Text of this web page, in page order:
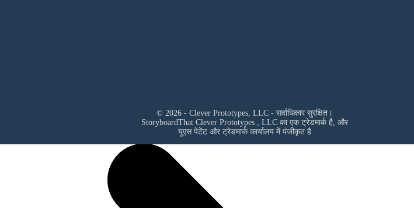
© 2026 - Clever Prototypes, LLC - सर्वाधिकार सुरक्षित।
StoryboardThat Clever Prototypes , LLCका एक ट्रेडमार्क है, और
यूएस पेटेंट और ट्रेडमार्क कार्यालय में पंजीकृत है